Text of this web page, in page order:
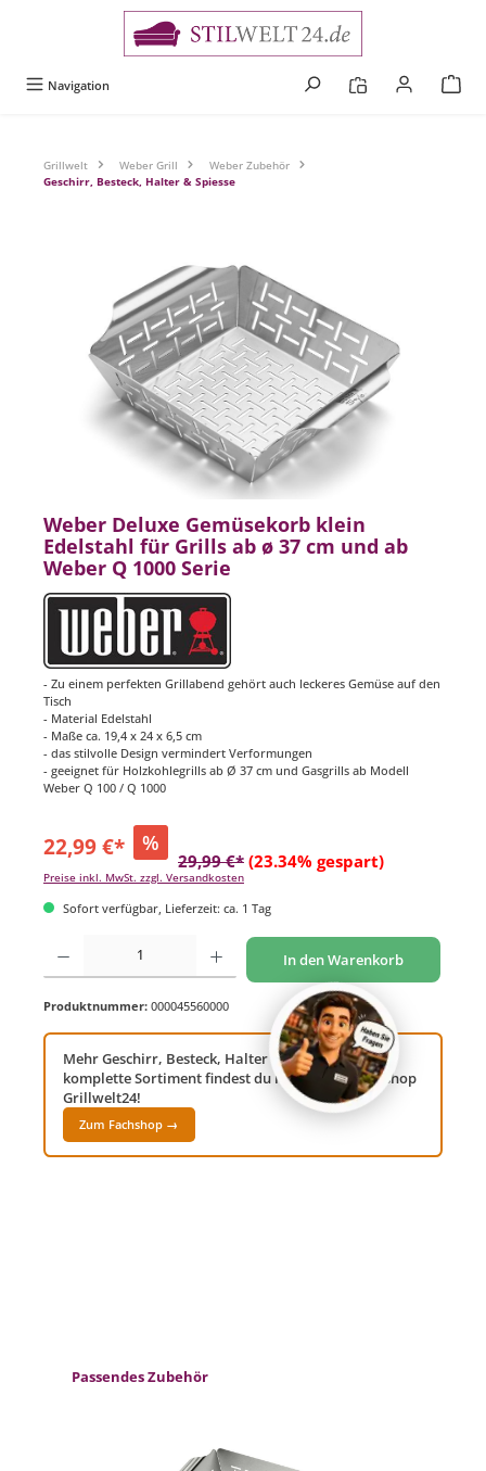
Navigation
Grillwelt Weber Grill
Weber Zubehör
Geschirr, Besteck, Halter & Spiesse
Bildergalerie überspringen
Weber Deluxe Gemüsekorb klein
Edelstahl für Grills ab ø 37 cm und ab
Weber Q 1000 Serie
- Zu einem perfekten Grillabend gehört auch leckeres Gemüse auf den
Tisch
- Material Edelstahl
- Maße ca. 19,4 x 24 x 6,5 cm
- das stilvolle Design vermindert Verformungen
- geeignet für Holzkohlegrills ab Ø 37 cm und Gasgrills ab Modell
Weber Q 100 / Q 1000
22,99 €* %
29,99 €* (23.34% gespart)
Preise inkl. MwSt. zzgl. Versandkosten
Sofort verfügbar, Lieferzeit: ca. 1 Tag
Produkt Anzahl: Gib den gewünschten Wert ein oder benutze die Schaltflächen um
In den Warenkorb
Produktnummer: 000045560000
Mehr Geschirr, Besteck, Halter & Spiesse? Das
komplette Sortiment findest du in unserem Fachshop
Grillwelt24!
Zum Fachshop →
Produktgalerie überspringen
Passendes Zubehör